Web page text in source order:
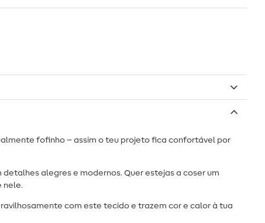
fofinho – assim o teu projeto fica confortável por
alegres e modernos. Quer estejas a coser um
nele.
com este tecido e trazem cor e calor à tua